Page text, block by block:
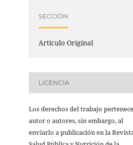
SECCIÓN
Artículo Original
LICENCIA
Los derechos del trabajo
autor o autores, sin embargo, al
enviarlo a publicación en la